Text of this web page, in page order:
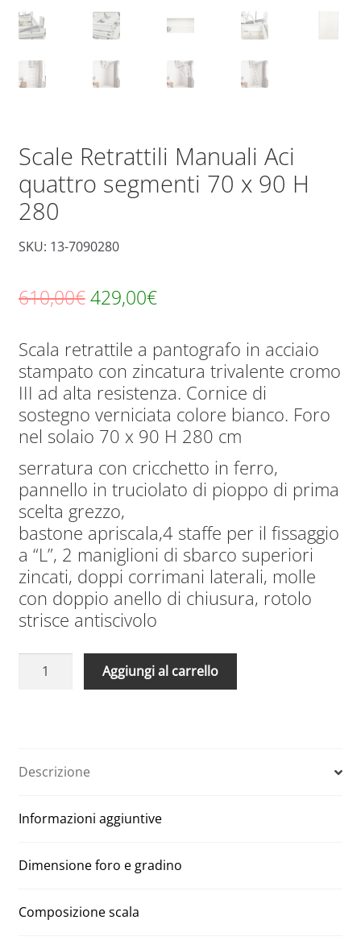
Scale Retrattili Manuali Aci
quattro segmenti 70 x 90 H
280
SKU: 13-7090280
610,00€ Il
originale
era:
610,00€.
429,00€Il
attuale
è:
429,00€.
Scala retrattile a pantografo in acciaio
stampato con zincatura trivalente cromo
III ad alta resistenza. Cornice di
sostegno verniciata colore bianco. Foro
nel solaio 70 x 90 H 280 cm
serratura con cricchetto in ferro,
pannello in truciolato di pioppo di prima
scelta grezzo,
bastone apriscala,4 staffe per il fissaggio
a “L”, 2 maniglioni di sbarco superiori
zincati, doppi corrimani laterali, molle
con doppio anello di chiusura, rotolo
strisce antiscivolo
Scale
segmenti
90
280
Aggiungi al carrello
Descrizione
Informazioni aggiuntive
Dimensione foro e gradino
Composizione scala